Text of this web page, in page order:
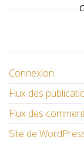
Connexion
Flux des
Flux des
Site de